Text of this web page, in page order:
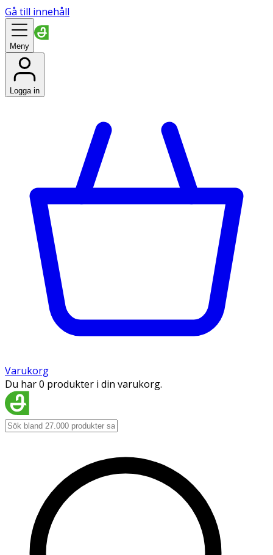
Gå till innehåll
Meny
Logga in
Varukorg
Du har 0 produkter i din varukorg.